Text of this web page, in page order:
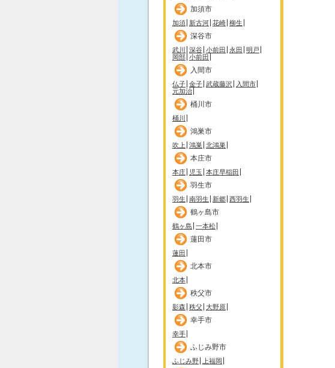
加須市
加須 新古河 花崎 柳生
深谷市
武川 深谷 小前田 永田 明戸
岡部 小前田
入間市
仏子 金子 武蔵藤沢
入間市
元加治
桶川市
桶川
鴻巣市
吹上 鴻巣 北鴻巣
本庄市
本庄 児玉 本庄早稲田
羽生市
羽生 南羽生 新郷 西羽生
鶴ヶ島市
鶴ヶ島 一本松
蓮田市
蓮田
北本市
北本
秩父市
影森 秩父 大野原
幸手市
幸手
ふじみ野市
ふじみ野 上福岡